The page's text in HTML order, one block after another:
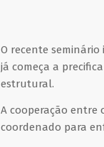
O recente
já começa a
estrutural.
A cooperação entre
coordenado para